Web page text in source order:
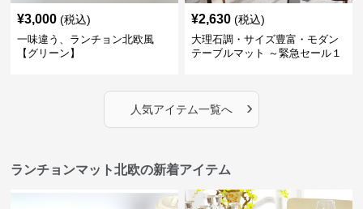
¥3,000 (税込)
一味違う、ランチョン北欧風
【グリーン】
¥2,630 (税込)
大理石調・サイズ豊富・モダン
テーブルマット ～緊急セール１
人気アイテム一覧へ ›
ランチョンマット北欧の新着アイテム